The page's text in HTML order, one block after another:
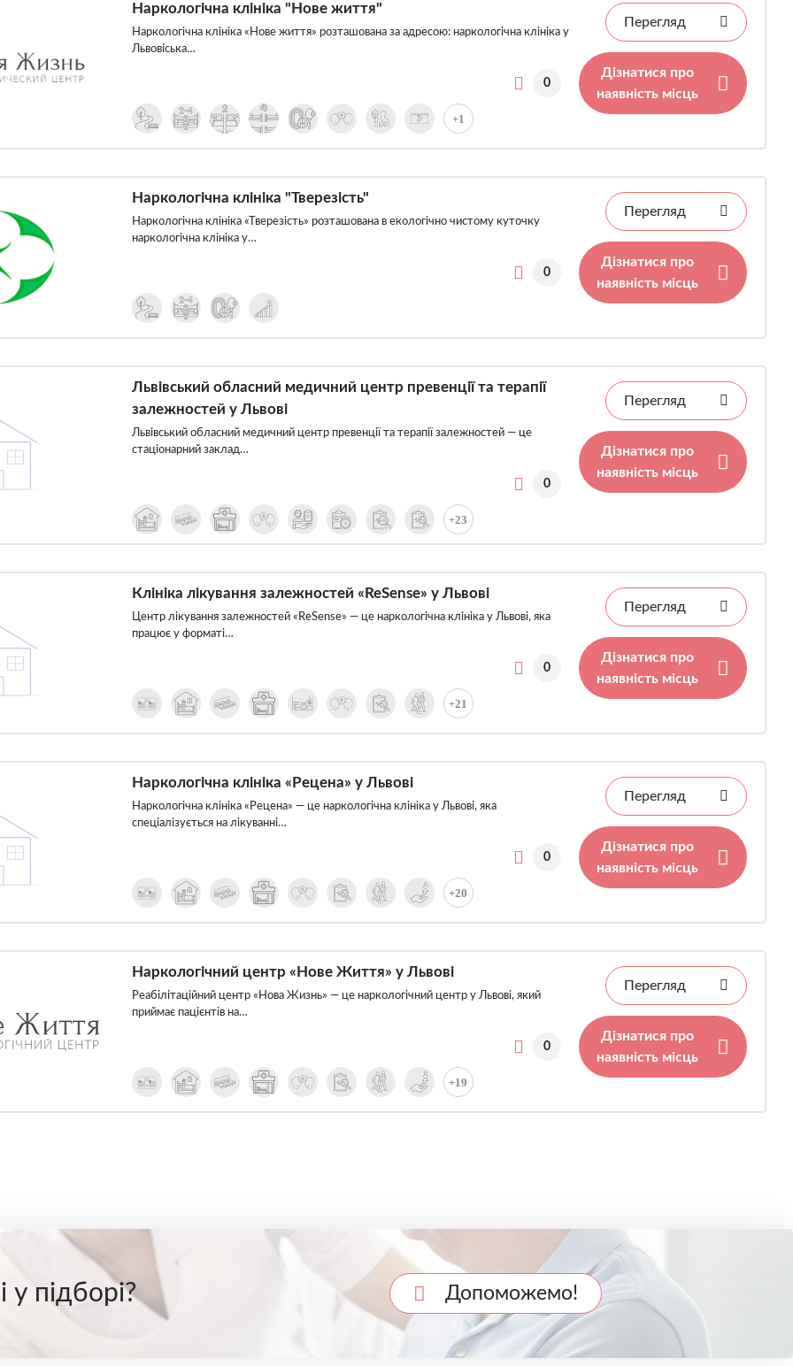
Наркологічна клініка "Нове життя"
Наркологічна клініка «Нове життя» розташована за адресою: наркологічна клініка у
Львовіська…
0
+1
Перегляд
Дізнатися про
наявність місць
Наркологічна клініка "Тверезість"
Наркологічна клініка «Тверезість» розташована в екологічно чистому куточку
наркологічна клініка у…
0
Перегляд
Дізнатися про
наявність місць
Львівський обласний медичний центр превенції та терапії
залежностей у Львові
Львівський обласний медичний центр превенції та терапії залежностей — це
стаціонарний заклад…
0
+23
Перегляд
Дізнатися про
наявність місць
Клініка лікування залежностей «ReSense» у Львові
Центр лікування залежностей «ReSense» — це наркологічна клініка у Львові, яка
працює у форматі…
0
+21
Перегляд
Дізнатися про
наявність місць
Наркологічна клініка «Рецена» у Львові
Наркологічна клініка «Рецена» — це наркологічна клініка у Львові, яка
спеціалізується на лікуванні…
0
+20
Перегляд
Дізнатися про
наявність місць
Наркологічний центр «Нове Життя» у Львові
Реабілітаційний центр «Нова Жизнь» — це наркологічний центр у Львові, який
приймає пацієнтів на…
0
+19
Перегляд
Дізнатися про
наявність місць
у підборі? Допоможемо!